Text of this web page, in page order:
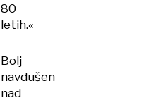
80
letih.«
Bolj
navdušen
nad